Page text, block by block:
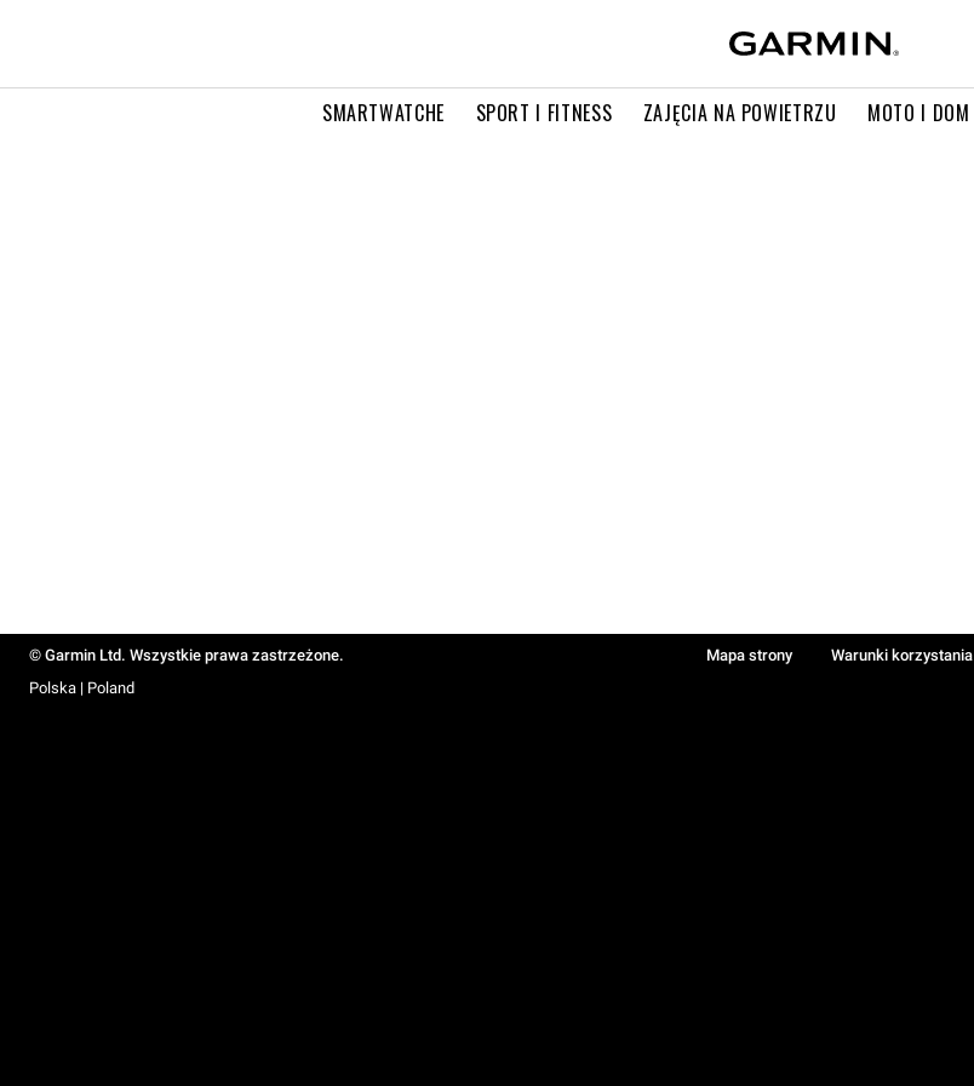
SMARTWATCHE SPORT I FITNESS ZAJĘCIA NA POWIETRZU MOTO I DOM
© Garmin Ltd. Wszystkie prawa zastrzeżone. Mapa strony Warunki korzystania
Polska | Poland